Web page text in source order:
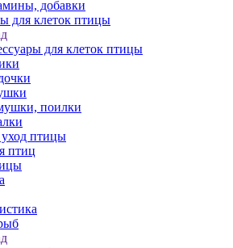
добавки
для клеток птицы
для клеток птицы
поилки
птицы
птиц